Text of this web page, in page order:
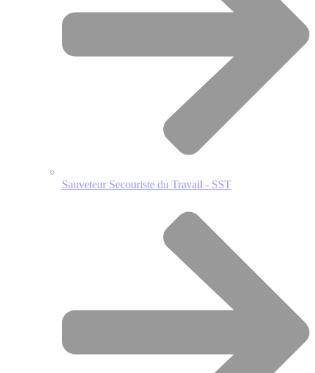
Sauveteur Secouriste du Travail - SST